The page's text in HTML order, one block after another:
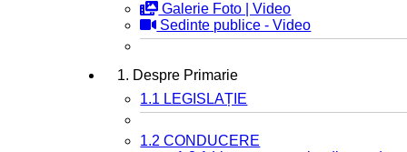
Galerie Foto | Video
Sedinte publice - Video
1. Despre Primarie
1.1 LEGISLAȚIE
1.2 CONDUCERE